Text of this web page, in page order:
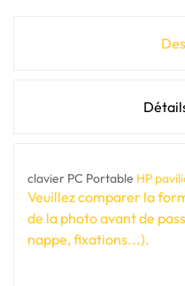
clavier PC Portable HP
Veuillez comparer la
de la photo avant de
nappe, fixations...).